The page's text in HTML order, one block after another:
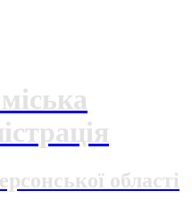
області